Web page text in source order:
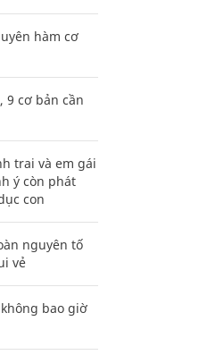
hàm cơ
9 cơ bản cần
trai và em gái
ý còn phát
con
nguyên tố
vẻ
bao giờ